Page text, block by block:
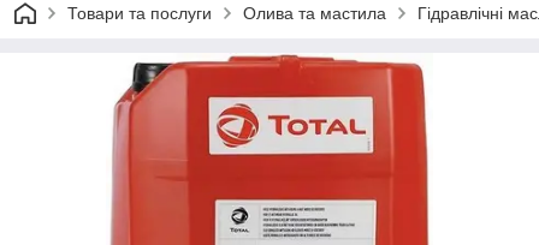
Товари та послуги Олива та мастила Гідравлічні